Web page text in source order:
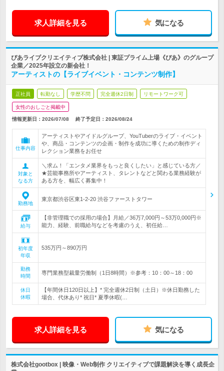
求人詳細を見る 気になる
ぴあライブクリエイティブ株式会社 | 東証プライム上場《ぴあ》のグループ
企業／2025年設立の新会社！
アーティストの【ライブイベント・コンテンツ制作】
正社員 転勤なし 学歴不問 完全週休2日制 リモートワーク可
女性のおしごと掲載中
情報更新日：2026/07/08 終了予定日： 2026/08/24
仕事内容
アーティストやアイドルグループ、YouTuberのライブ・イベント
や、商品・コンテンツの企画・制作を成功に導くための制作ディ
レクション業務をお任せ
対象と
なる方
＼求ム！「エンタメ業界をもっと良くしたい」と感じている方／
★芸能事務所やアーティスト、タレントなどと関わる業務経験が
ある方を、幅広く募集中！
勤務地
東京都渋谷区東1-2-20 渋谷ファーストタワー
給与
【非管理職での採用の場合】月給／36万7,000円～53万0,000円※
能力、経験、前職給与などを考慮のうえ、初任給…
初年度
年収
535万円～890万円
勤務
時間
専門業務型裁量労働制（1日8時間）※参考：10：00～18：00
休日
休暇
【年間休日120日以上】* 完全週休2日制（土日）※休日勤務した
場合、代休あり* 祝日* 夏季休暇(…
求人詳細を見る 気になる
株式会社gootbox | 映像・Web制作 クリエイティブで課題解決を導く成長企